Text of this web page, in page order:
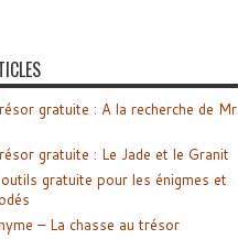
gratuite : A la recherche de Mr
gratuite : Le Jade et le Granit
gratuite pour les énigmes et
– La chasse au trésor